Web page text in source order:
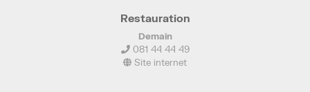
Restauration
Demain
081 44 44 49
Site internet